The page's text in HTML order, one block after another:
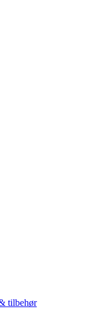
tilbehør